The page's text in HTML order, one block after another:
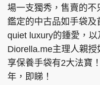
PCM 電腦廣場
場一支獨秀，售賣的
鑑定的中古品如手袋
quiet luxury的鍾愛，以
Diorella.me主理人親
享保養手袋有2大法寶
年，即睇！